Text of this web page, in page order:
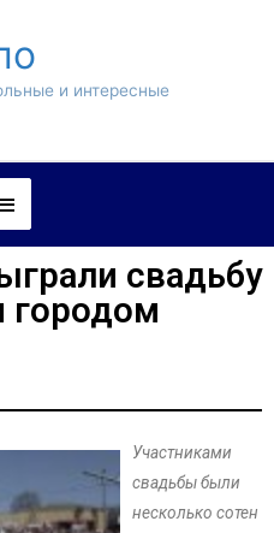
и интересные
свадьбу
городом
Участниками
свадьбы были
несколько сотен